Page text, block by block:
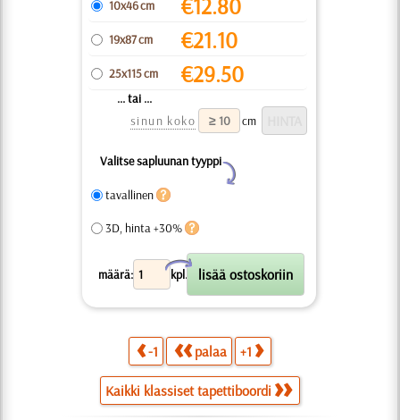
10x46 cm
19x87 cm €21.10
25x115 cm €29.50
... tai ...
sinun koko
cm
Valitse sapluunan tyyppi
Y
tavallinen
3D, hinta +30%
määrä: kpl.
X
-1 palaa +1
Kaikki klassiset tapettiboordi